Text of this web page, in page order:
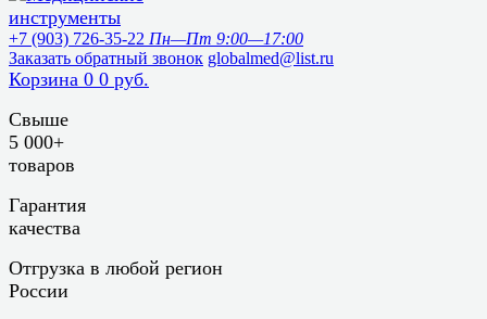
+7 (903) 726-35-22 Пн—Пт 9:00—17:00
Заказать обратный звонок globalmed@list.ru
Корзина 0 0 руб.
Свыше
5 000+
товаров
Гарантия
качества
Отгрузка в любой регион
России